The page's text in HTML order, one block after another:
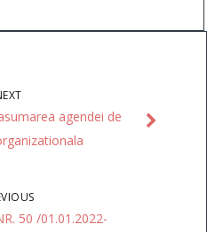
agendei de
50 /01.01.2022-